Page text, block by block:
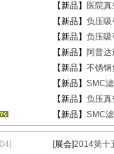
【新品】
医院
【新品】 负压吸
【新品】 负压吸
【新品】 阿普
【新品】 不锈钢
【新品】 SMC
【新品】 负压真
【新品】 SMC
[展会]2014第十